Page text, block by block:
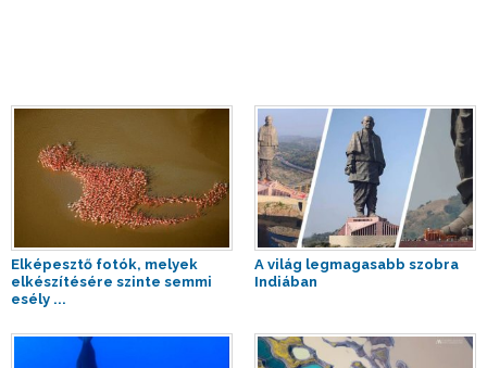
Elképesztő fotók, melyek
elkészítésére szinte semmi
esély ...
A világ legmagasabb szobra
Indiában